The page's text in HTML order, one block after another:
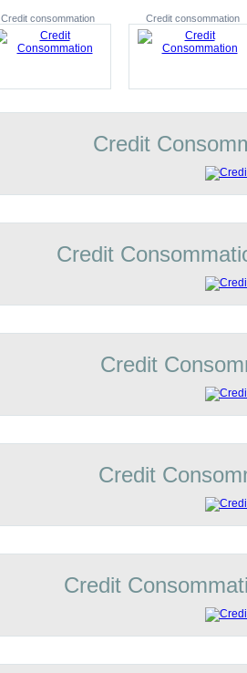
Credit consommation Credit consommation
Credit
Credit
Credit
Credit
Credit